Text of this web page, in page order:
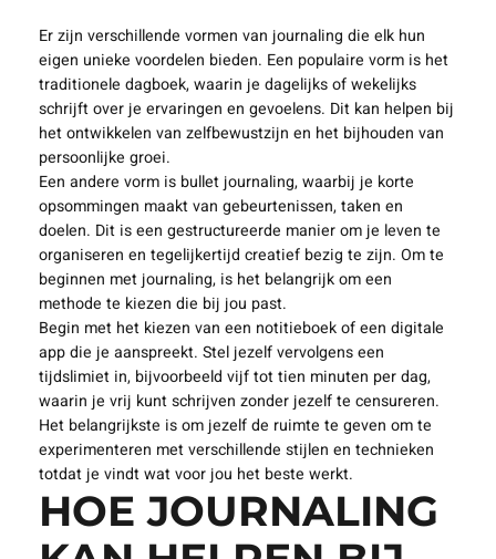
Er zijn verschillende vormen van journaling die elk hun
eigen unieke voordelen bieden. Een populaire vorm is het
traditionele dagboek, waarin je dagelijks of wekelijks
schrijft over je ervaringen en gevoelens. Dit kan helpen bij
het ontwikkelen van zelfbewustzijn en het bijhouden van
persoonlijke groei.
Een andere vorm is bullet journaling, waarbij je korte
opsommingen maakt van gebeurtenissen, taken en
doelen. Dit is een gestructureerde manier om je leven te
organiseren en tegelijkertijd creatief bezig te zijn. Om te
beginnen met journaling, is het belangrijk om een
methode te kiezen die bij jou past.
Begin met het kiezen van een notitieboek of een digitale
app die je aanspreekt. Stel jezelf vervolgens een
tijdslimiet in, bijvoorbeeld vijf tot tien minuten per dag,
waarin je vrij kunt schrijven zonder jezelf te censureren.
Het belangrijkste is om jezelf de ruimte te geven om te
experimenteren met verschillende stijlen en technieken
totdat je vindt wat voor jou het beste werkt.
HOE JOURNALING